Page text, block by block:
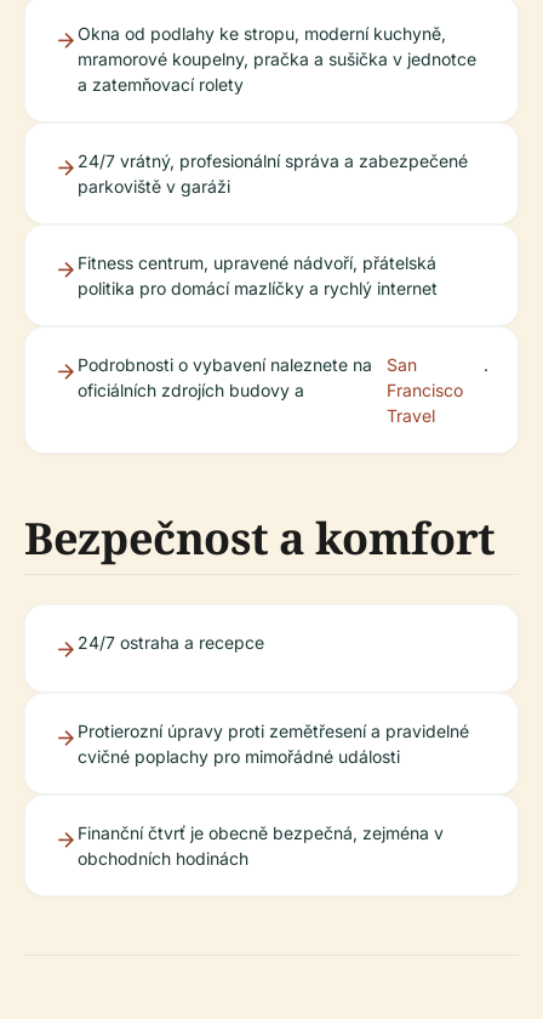
Okna od podlahy ke stropu, moderní kuchyně,
mramorové koupelny, pračka a sušička v jednotce
a zatemňovací rolety
24/7 vrátný, profesionální správa a zabezpečené
parkoviště v garáži
Fitness centrum, upravené nádvoří, přátelská
politika pro domácí mazlíčky a rychlý internet
Podrobnosti o vybavení naleznete na
oficiálních zdrojích budovy a
San
Francisco
Travel
.
Bezpečnost a komfort
24/7 ostraha a recepce
Protierozní úpravy proti zemětřesení a pravidelné
cvičné poplachy pro mimořádné události
Finanční čtvrť je obecně bezpečná, zejména v
obchodních hodinách